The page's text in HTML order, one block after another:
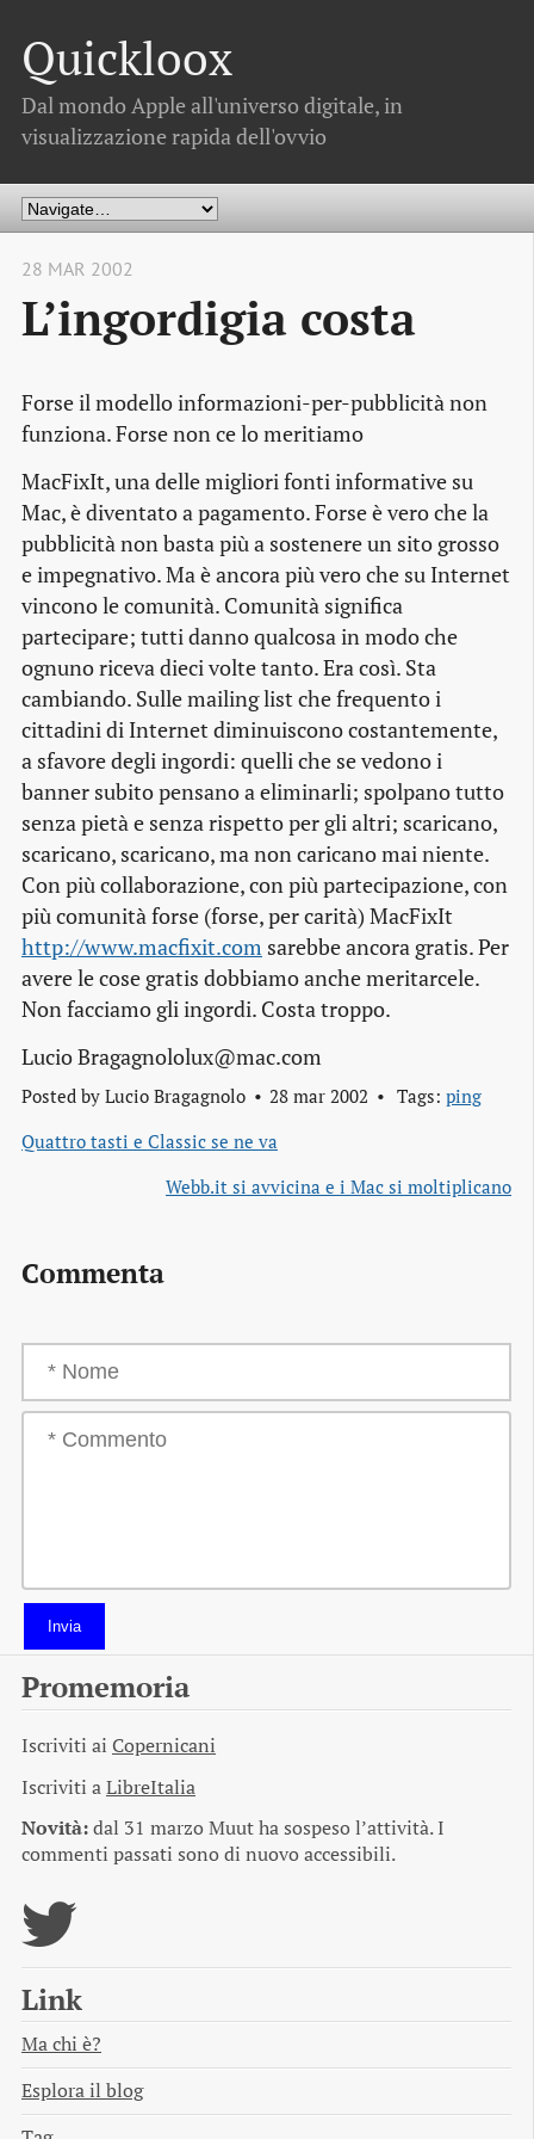
Quickloox
Dal mondo Apple all'universo digitale, in
visualizzazione rapida dell'ovvio
28 MAR 2002
L’ingordigia costa
Forse il modello informazioni-per-pubblicità non
funziona. Forse non ce lo meritiamo
MacFixIt, una delle migliori fonti informative su
Mac, è diventato a pagamento. Forse è vero che la
pubblicità non basta più a sostenere un sito grosso
e impegnativo. Ma è ancora più vero che su Internet
vincono le comunità. Comunità significa
partecipare; tutti danno qualcosa in modo che
ognuno riceva dieci volte tanto. Era così. Sta
cambiando. Sulle mailing list che frequento i
cittadini di Internet diminuiscono costantemente,
a sfavore degli ingordi: quelli che se vedono i
banner subito pensano a eliminarli; spolpano tutto
senza pietà e senza rispetto per gli altri; scaricano,
scaricano, scaricano, ma non caricano mai niente.
Con più collaborazione, con più partecipazione, con
più comunità forse (forse, per carità) MacFixIt
http://www.macfixit.com sarebbe ancora gratis. Per
avere le cose gratis dobbiamo anche meritarcele.
Non facciamo gli ingordi. Costa troppo.
Lucio Bragagnololux@mac.com
Posted by Lucio Bragagnolo 28 mar 2002 Tags: ping
Quattro tasti e Classic se ne va
Webb.it si avvicina e i Mac si moltiplicano
Commenta
Invia
Promemoria
Iscriviti ai Copernicani
Iscriviti aLibreItalia
Novità:dal 31 marzo Muut ha sospeso l’attività. I
commenti passati sono di nuovo accessibili.
Link
Ma chi è?
Esplora il blog